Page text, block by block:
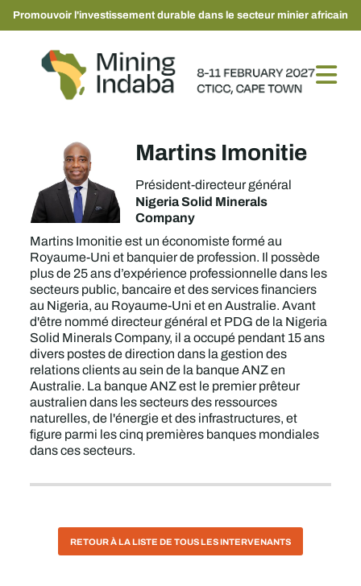
Promouvoir l'investissement durable dans le secteur minier africain
Martins Imonitie
Président-directeur général
Nigeria Solid Minerals
Company
Martins Imonitie est un économiste formé au
Royaume-Uni et banquier de profession. Il possède
plus de 25 ans d’expérience professionnelle dans les
secteurs public, bancaire et des services financiers
au Nigeria, au Royaume-Uni et en Australie. Avant
d'être nommé directeur général et PDG de la Nigeria
Solid Minerals Company, il a occupé pendant 15 ans
divers postes de direction dans la gestion des
relations clients au sein de la banque ANZ en
Australie. La banque ANZ est le premier prêteur
australien dans les secteurs des ressources
naturelles, de l'énergie et des infrastructures, et
figure parmi les cinq premières banques mondiales
dans ces secteurs.
RETOUR À LA LISTE DE TOUS LES INTERVENANTS